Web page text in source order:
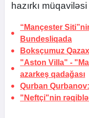
hazırkı
“Mançester
Bundesliqada
Boksçumuz
"Aston Villa" -
azarkeş qadağası
Qurban
"Neftçi"nin